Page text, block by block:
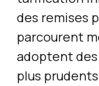
des remises
parcourent
adoptent
plus